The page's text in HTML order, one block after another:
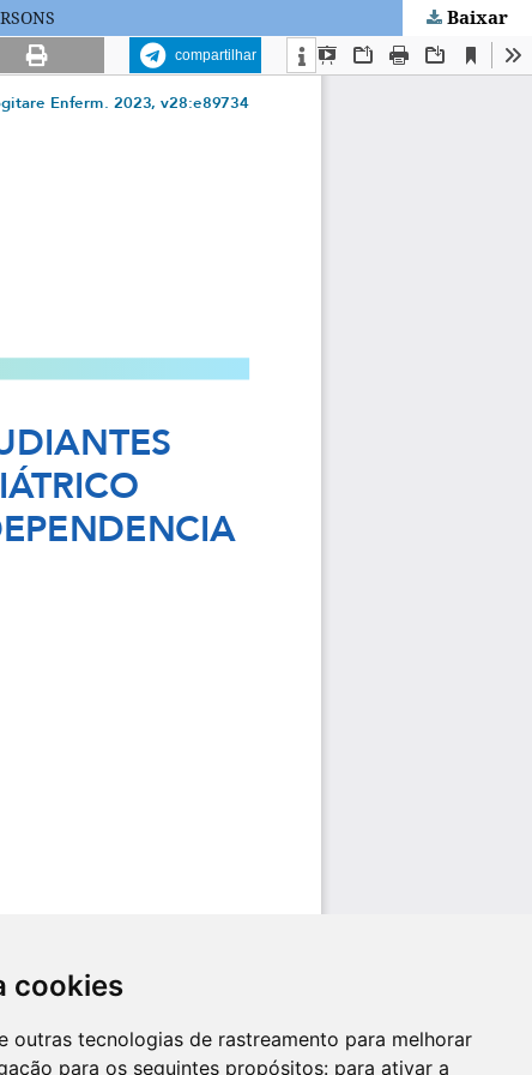
cookies
outras tecnologias de rastreamento para melhorar
para os seguintes propósitos: para ativar a
Baixar
compartilhar